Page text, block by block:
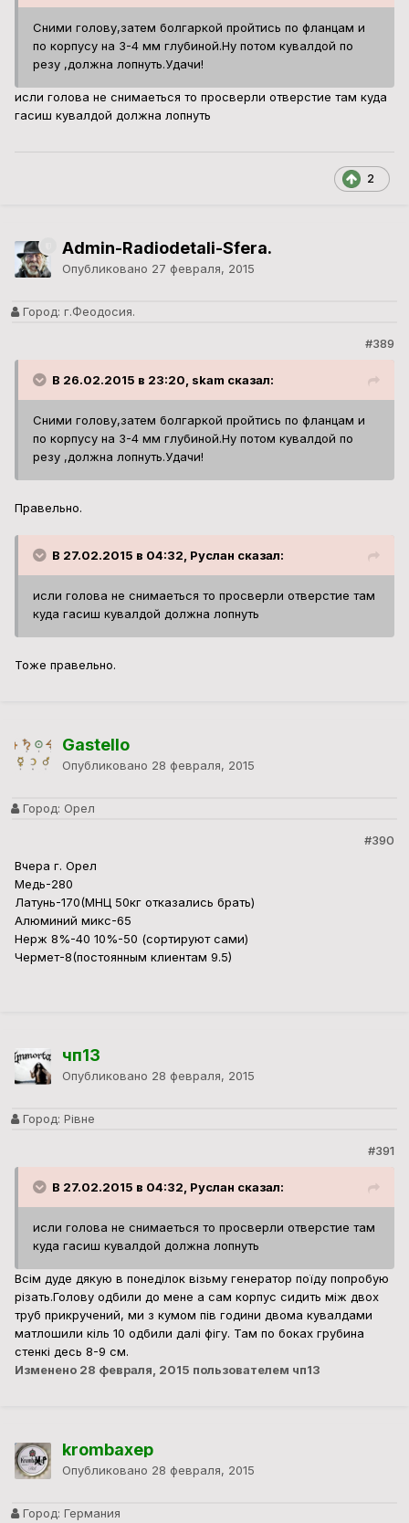
Сними голову,затем болгаркой пройтись по фланцам и
по корпусу на 3-4 мм глубиной.Ну потом кувалдой по
резу ,должна лопнуть.Удачи!
исли голова не снимаеться то просверли отверстие там куда
гасиш кувалдой должна лопнуть
2
Admin-Radiodetali-Sfera.
Опубликовано 27 февраля, 2015
Город: г.Феодосия.
#389
В 26.02.2015 в 23:20, skam сказал:
Сними голову,затем болгаркой пройтись по фланцам и
по корпусу на 3-4 мм глубиной.Ну потом кувалдой по
резу ,должна лопнуть.Удачи!
Правельно.
В 27.02.2015 в 04:32, Руслан сказал:
исли голова не снимаеться то просверли отверстие там
куда гасиш кувалдой должна лопнуть
Тоже правельно.
Gastello
Опубликовано 28 февраля, 2015
Город: Орел
#390
Вчера г. Орел
Медь-280
Латунь-170(МНЦ 50кг отказались брать)
Алюминий микс-65
Нерж 8%-40 10%-50 (сортируют сами)
Чермет-8(постоянным клиентам 9.5)
чп13
Опубликовано 28 февраля, 2015
Город: Рівне
#391
В 27.02.2015 в 04:32, Руслан сказал:
исли голова не снимаеться то просверли отверстие там
куда гасиш кувалдой должна лопнуть
Всім дуде дякую в понеділок візьму генератор поїду попробую
різать.Голову одбили до мене а сам корпус сидить між двох
труб прикручений, ми з кумом пів години двома кувалдами
матлошили кіль 10 одбили далі фігу. Там по боках грубина
стенкі десь 8-9 см.
Изменено 28 февраля, 2015 пользователем чп13
krombaxep
Опубликовано 28 февраля, 2015
Город: Германия